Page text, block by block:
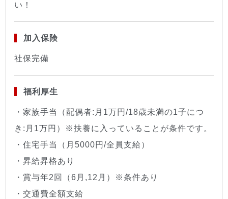
い！
加入保険
社保完備
福利厚生
・家族手当（配偶者:月1万円/18歳未満の1子につ
き:月1万円）※扶養に入っていることが条件です。
・住宅手当（月5000円/全員支給）
・昇給昇格あり
・賞与年2回（6月,12月）※条件あり
・交通費全額支給